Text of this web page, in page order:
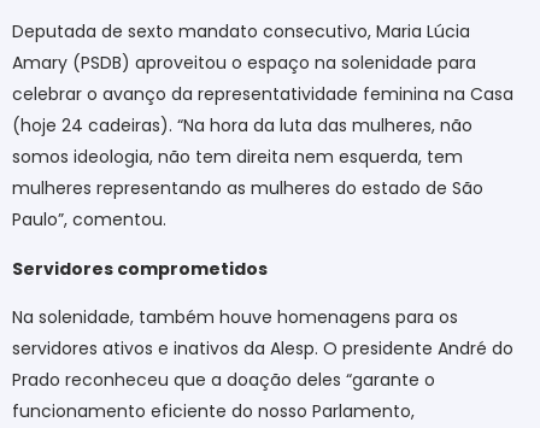
Deputada de sexto mandato consecutivo, Maria Lúcia
Amary (PSDB) aproveitou o espaço na solenidade para
celebrar o avanço da representatividade feminina na Casa
(hoje 24 cadeiras). “Na hora da luta das mulheres, não
somos ideologia, não tem direita nem esquerda, tem
mulheres representando as mulheres do estado de São
Paulo”, comentou.
Servidores comprometidos
Na solenidade, também houve homenagens para os
servidores ativos e inativos da Alesp. O presidente André do
Prado reconheceu que a doação deles “garante o
funcionamento eficiente do nosso Parlamento,